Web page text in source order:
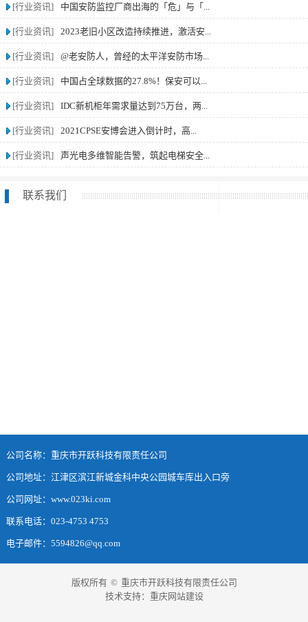
[行业资讯] 中国安防监控厂商出海的「危」与「...
[行业资讯] 2023老旧小区改造持续推进，激活安...
[行业资讯] @老安防人，曾经的太平洋安防市场...
[行业资讯] 中国占全球数据的27.8%！保安可以...
[行业资讯] IDC新机柜年需求量达到75万台，两...
[行业资讯] 2021CPSE安博会进入倒计时，高...
[行业资讯] 声光电多维智能告警，筑起电梯安全...
联系我们
公司名称：重庆市开跃科技有限责任公司
公司地址：江津区滨江新城金科中央公园城车库出入口旁
公司网址：www.023ki.com
联系电话：023-4753 4753
电子邮件：5594826@qq.com
版权所有 © 重庆市开跃科技有限责任公司
技术支持： 重庆网站建设